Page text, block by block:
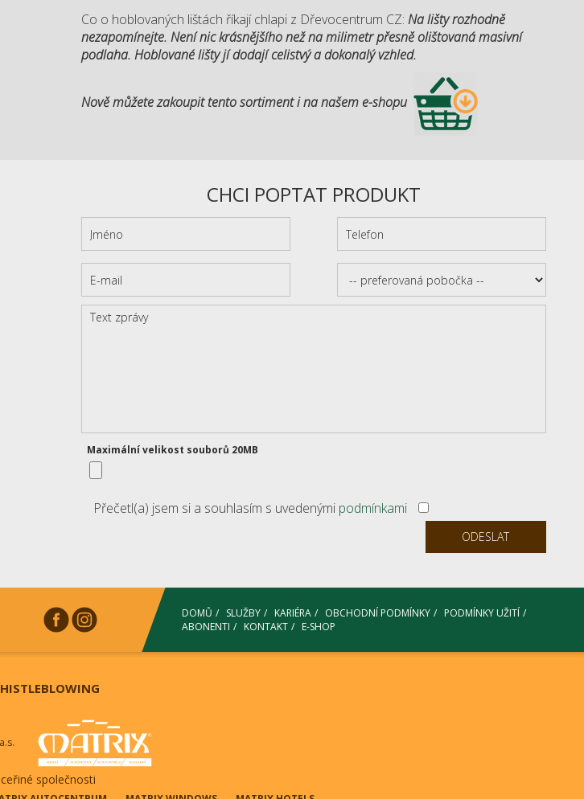
Co o hoblovaných lištách říkají chlapi z Dřevocentrum CZ:Na lišty rozhodně
nezapomínejte. Není nic krásnějšího než na milimetr přesně olištovaná masivní
podlaha. Hoblované lišty jí dodají celistvý a dokonalý vzhled.
Nově můžete zakoupit tento sortiment i na našem e-shopu
CHCI POPTAT PRODUKT
Maximální velikost souborů 20MB
Přečetl(a) jsem si a souhlasím s uvedenými podmínkami
DOMŮ SLUŽBY KARIÉRA OBCHODNÍ PODMÍNKY
PODMÍNKY UŽITÍ
ABONENTI
KONTAKT E-SHOP
společnosti